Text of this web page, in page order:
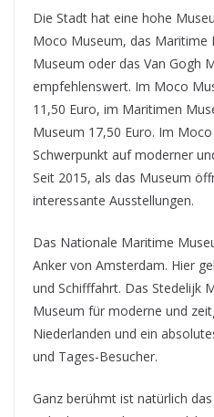
Die Stadt hat eine hohe
Moco Museum, das Maritime
Museum oder das Van Gogh
empfehlenswert. Im Moco
11,50 Euro, im Maritimen
Museum 17,50 Euro. Im
Schwerpunkt auf moderner
Seit 2015, als das Museum
interessante Ausstellungen.
Das Nationale Maritime
Anker von Amsterdam. Hier
und Schifffahrt. Das Stedelijk
Museum für moderne und
Niederlanden und ein
und Tages-Besucher.
Ganz berühmt ist natürlich